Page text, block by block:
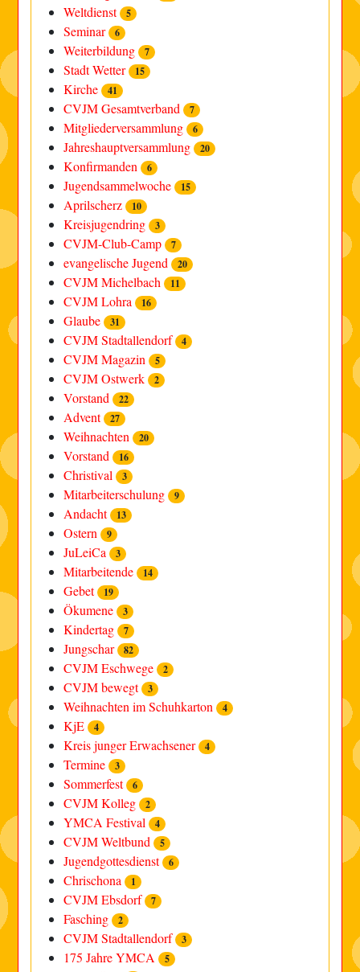
Weltdienst 5
Seminar 6
Weiterbildung 7
Stadt Wetter 15
Kirche 41
CVJM Gesamtverband 7
Mitgliederversammlung 6
Jahreshauptversammlung 20
Konfirmanden 6
Jugendsammelwoche 15
Aprilscherz 10
Kreisjugendring 3
CVJM-Club-Camp 7
evangelische Jugend 20
CVJM Michelbach 11
CVJM Lohra 16
Glaube 31
CVJM Stadtallendorf 4
CVJM Magazin 5
CVJM Ostwerk 2
Vorstand 22
Advent 27
Weihnachten 20
Vorstand 16
Christival 3
Mitarbeiterschulung 9
Andacht 13
Ostern 9
JuLeiCa 3
Mitarbeitende 14
Gebet 19
Ökumene 3
Kindertag 7
Jungschar 82
CVJM Eschwege 2
CVJM bewegt 3
Weihnachten im Schuhkarton 4
KjE 4
Kreis junger Erwachsener 4
Termine 3
Sommerfest 6
CVJM Kolleg 2
YMCA Festival 4
CVJM Weltbund 5
Jugendgottesdienst 6
Chrischona 1
CVJM Ebsdorf 7
Fasching 2
CVJM Stadtallendorf 3
175 Jahre YMCA 5